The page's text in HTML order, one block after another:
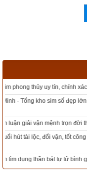
Tác giả bài viết:
Nguồn tin:
Tổng kho sim phong thủy -
Mua sim Thần tài, Thần tài
Tổng Kho Sim Năm sinh 0x -